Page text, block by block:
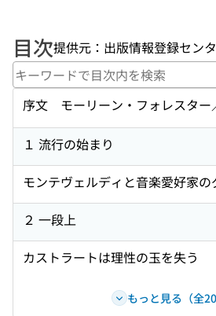
目次提供元：出版情報登録センタ
序文 モーリーン・フォレスター
１ 流行の始まり
モンテヴェルディと音楽愛好家の
２ 一段上
カストラートは理性の玉を失う
もっと見る（全20